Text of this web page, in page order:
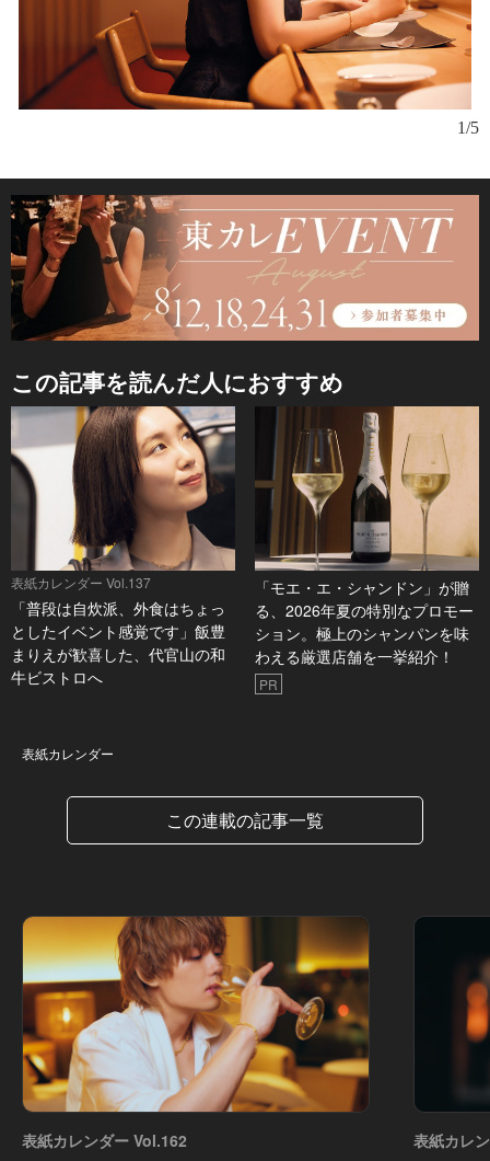
1/5
この記事を読んだ人におすすめ
表紙カレンダー Vol.137
「普段は自炊派、外食はちょっ
としたイベント感覚です」飯豊
まりえが歓喜した、代官山の和
牛ビストロへ
「モエ・エ・シャンドン」が贈
る、2026年夏の特別なプロモー
ション。極上のシャンパンを味
わえる厳選店舗を一挙紹介！
PR
表紙カレンダー
この連載の記事一覧
表紙カレンダー Vol.162 表紙カレ